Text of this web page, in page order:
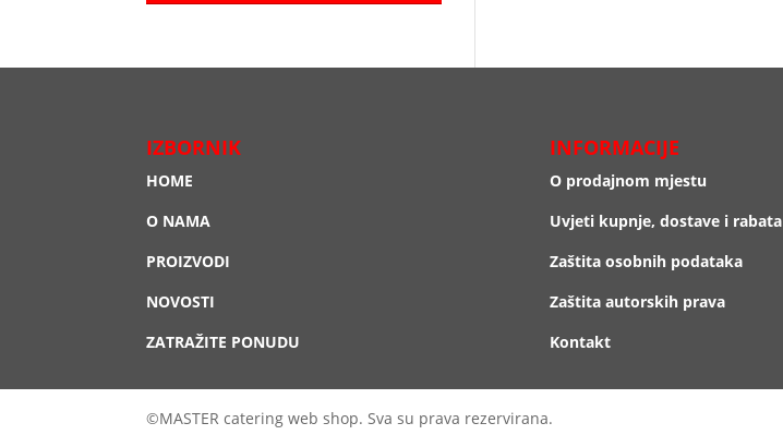
IZBORNIK
HOME
O NAMA
PROIZVODI
NOVOSTI
ZATRAŽITE PONUDU
INFORMACIJE
O prodajnom mjestu
Uvjeti kupnje, dostave i rabata
Zaštita osobnih podataka
Zaštita autorskih prava
Kontakt
©MASTER catering web shop. Sva su prava rezervirana.